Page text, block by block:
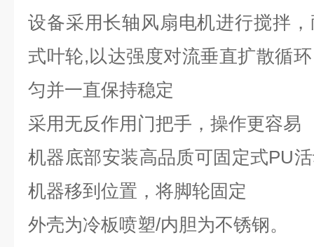
设备采用长轴风扇电机进行搅拌
式叶轮,以达强度对流垂直扩散循
匀并一直保持稳定
采用无反作用门把手，操作更容易
机器底部安装高品质可固定式PU
机器移到位置，将脚轮固定
外壳为冷板喷塑/内胆为不锈钢。